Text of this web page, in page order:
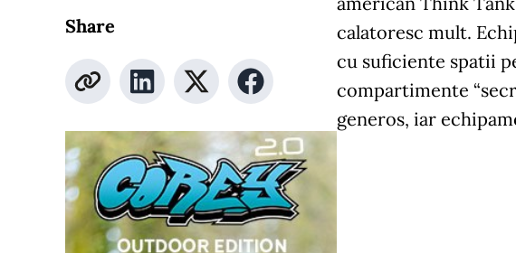
Share
calatoresc mult.
cu suficiente spatii
compartimente
generos, iar